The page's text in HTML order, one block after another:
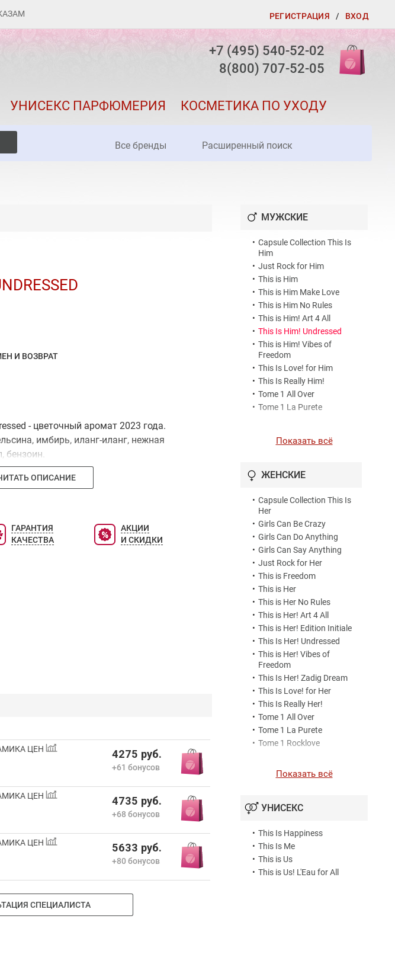
РЕГИСТРАЦИЯ / ВХОД
ЗАКАЗАМ
+7 (495) 540-52-02
8(800) 707-52-05
УНИСЕКС ПАРФЮМЕРИЯ КОСМЕТИКА ПО УХОДУ
Все бренды Расширенный поиск
И ВОЗВРАТ
- цветочный аромат 2023 года.
имбирь, иланг-иланг, нежная
бензоин.
ОПИСАНИЕ
ГАРАНТИЯ
КАЧЕСТВА
АКЦИИ
И СКИДКИ
ЦЕН 4275 руб.
+61 бонусов
ЦЕН 4735 руб.
+68 бонусов
ЦЕН 5633 руб.
+80 бонусов
СПЕЦИАЛИСТА
МУЖСКИЕ
• Capsule Collection This Is
Him
• Just Rock for Him
• This is Him
• This is Him Make Love
• This is Him No Rules
• This is Him! Art 4 All
• This Is Him! Undressed
• This is Him! Vibes of
Freedom
• This Is Love! for Him
• This Is Really Him!
• Tome 1 All Over
• Tome 1 La Purete
Показать всё
ЖЕНСКИЕ
• Capsule Collection This Is
Her
• Girls Can Be Crazy
• Girls Can Do Anything
• Girls Can Say Anything
• Just Rock for Her
• This is Freedom
• This is Her
• This is Her No Rules
• This is Her! Art 4 All
• This is Her! Edition Initiale
• This Is Her! Undressed
• This is Her! Vibes of
Freedom
• This Is Her! Zadig Dream
• This Is Love! for Her
• This Is Really Her!
• Tome 1 All Over
• Tome 1 La Purete
• Tome 1 Rocklove
Показать всё
УНИСЕКС
• This Is Happiness
• This Is Me
• This is Us
• This is Us! L'Eau for All